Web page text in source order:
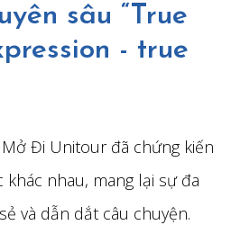
sâu “True
- true
Đi Unitour đã chứng kiến
khác nhau, mang lại sự đa
và dẫn dắt câu chuyện.